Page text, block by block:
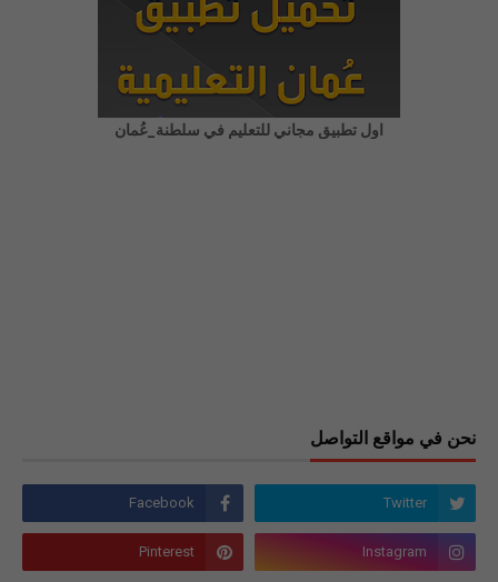
اول تطبيق مجاني للتعليم في سلطنة_عُمان
نحن في مواقع التواصل